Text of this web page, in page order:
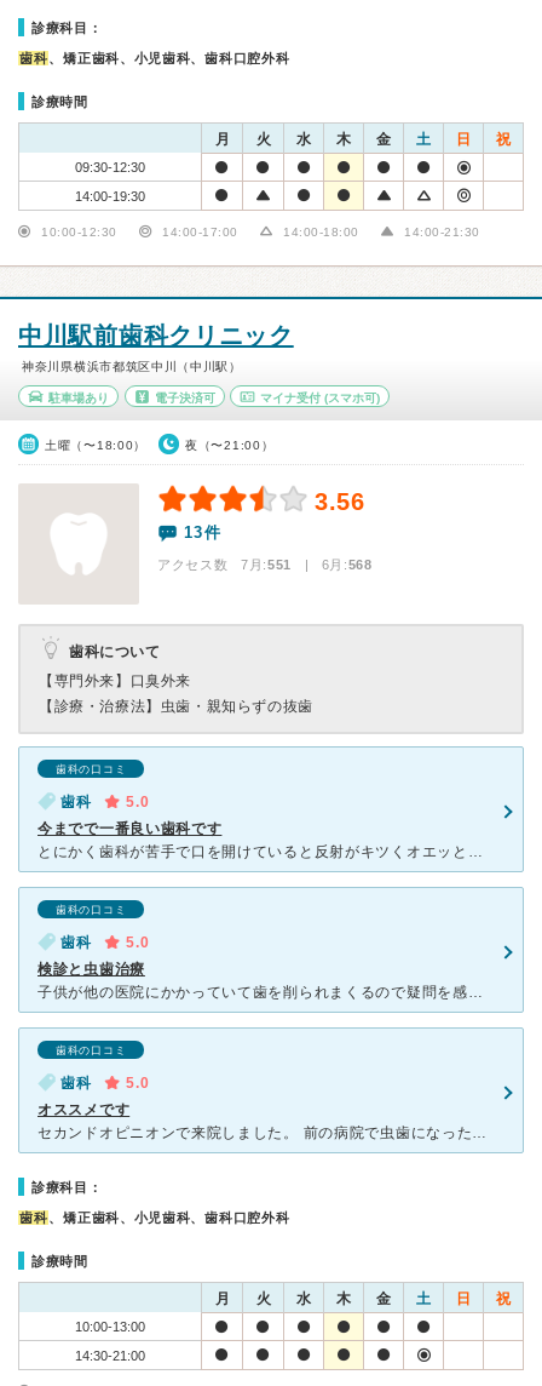
診療科目：
歯科、矯正歯科、小児歯科、歯科口腔外科
診療時間
月 火 水 木 金 土 日 祝
09:30-12:30
14:00-19:30
10:00-12:30 14:00-17:00 14:00-18:00 14:00-21:30
中川駅前歯科クリニック
神奈川県横浜市都筑区中川（中川駅）
駐車場あり 電子決済可 マイナ受付 (スマホ可)
土曜（〜18:00） 夜（〜21:00）
3.56
13件
アクセス数 7月:551 | 6月:568
歯科について
【専門外来】 口臭外来
【診療・治療法】 虫歯・親知らずの抜歯
歯科の口コミ
歯科
5.0
今までで一番良い歯科です
とにかく歯科が苦手で口を開けていると反射がキツくオエッとなってしまう為、歯が痛くなってもギリギリまで放置してしまいます。 前歯が針で穴を開けたように穴が空いた時さすがに歯科に行かないとと思いネットで
歯科の口コミ
歯科
5.0
検診と虫歯治療
子供が他の医院にかかっていて歯を削られまくるので疑問を感じてこちらに変えました。 虫歯も専門の機械で数値で測定して治療の要否を説明して下さる。 虫歯があっても初期であれば削らずに様子を見るなど
歯科の口コミ
歯科
5.0
オススメです
セカンドオピニオンで来院しました。 前の病院で虫歯になった奥歯を抜くしかないと言われた為、必死で探してこちらの病院を見つけました。結果、抜かずに歯を残す方法で治療をしていただけました。 治療の
診療科目：
歯科、矯正歯科、小児歯科、歯科口腔外科
診療時間
月 火 水 木 金 土 日 祝
10:00-13:00
14:30-21:00